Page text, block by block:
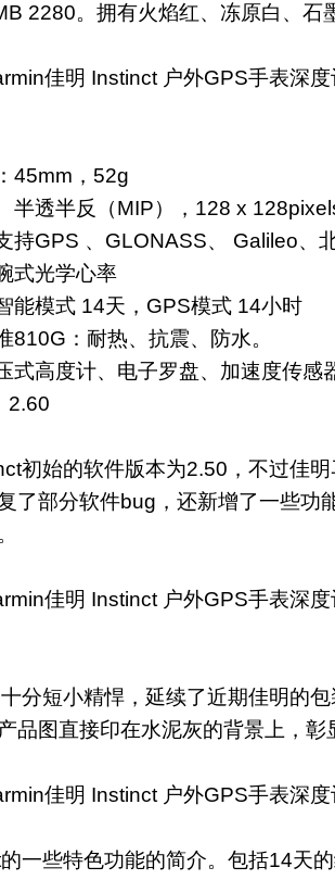
2280。拥有火焰红、冻原白、石
佳明 Instinct 户外GPS手表深
45mm，52g
半透半反（MIP），128 x
持GPS 、GLONASS、 Galileo、
式光学心率
能模式 14天，GPS模式 14小时
810G：耐热、抗震、防水。
式高度计、电子罗盘、加速度传感
2.60
初始的软件版本为2.50，不过佳
了部分软件bug，还新增了一些功
佳明 Instinct 户外GPS手表深
分短小精悍，延续了近期佳明的
品图直接印在水泥灰的背景上，彰
佳明 Instinct 户外GPS手表深
一些特色功能的简介。包括14天